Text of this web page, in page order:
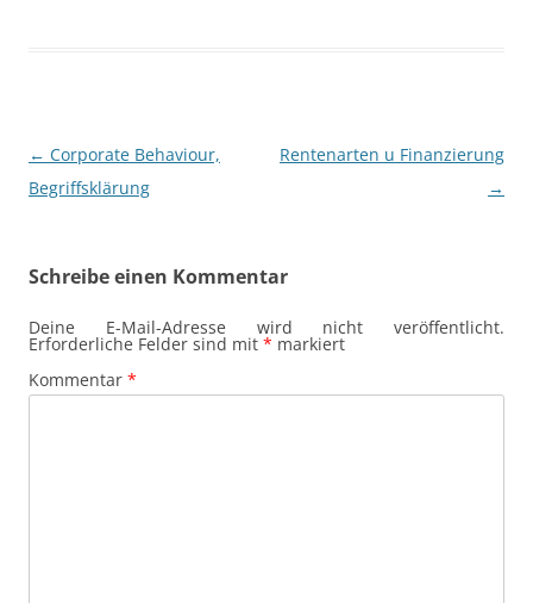
Beitragsnavigation
← Corporate Behaviour,
Begriffsklärung
Rentenarten u Finanzierung
→
Schreibe einen Kommentar
Deine E-Mail-Adresse wird nicht veröffentlicht.
Erforderliche Felder sind mit * markiert
Kommentar *